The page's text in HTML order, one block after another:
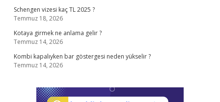
Schengen vizesi kaç TL 2025 ?
Temmuz 18, 2026
Kotaya girmek ne anlama gelir ?
Temmuz 14, 2026
Kombi kapalıyken bar göstergesi neden yükselir ?
Temmuz 14, 2026